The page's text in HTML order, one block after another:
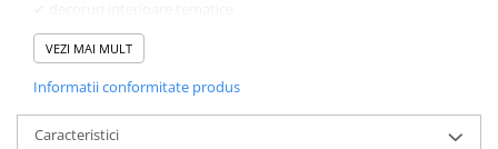
Prosoape de hartie si servetele
Saci gunoi
Servetele umede
🌲 Design inspirat din natură
✔ conuri decorative elegante
✔ aspect rustic și natural
✨ Atmosferă festivă și caldă
VEZI MAI MULT
Informatii conformitate produs
Caracteristici